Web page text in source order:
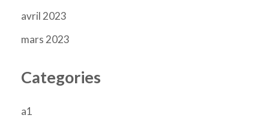
avril 2023
mars 2023
Categories
a1